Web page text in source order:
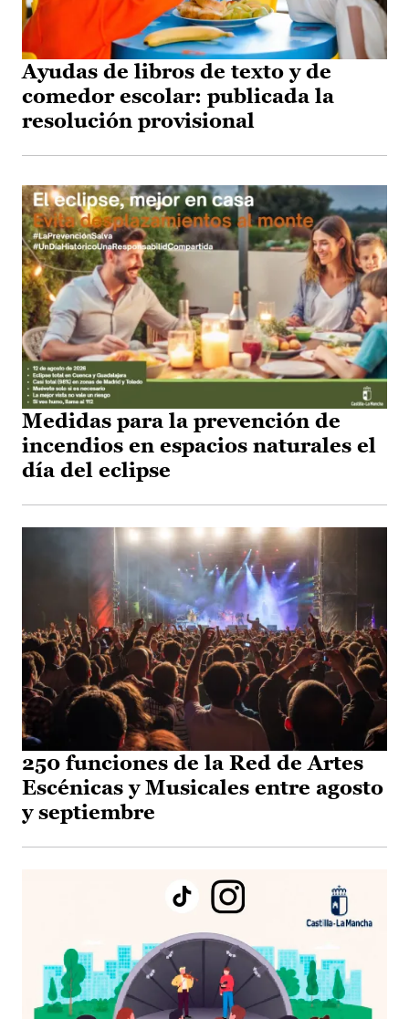
Ayudas de libros de texto y de
comedor escolar: publicada la
resolución provisional
Medidas para la prevención de
incendios en espacios naturales el
día del eclipse
250 funciones de la Red de Artes
Escénicas y Musicales entre agosto
y septiembre